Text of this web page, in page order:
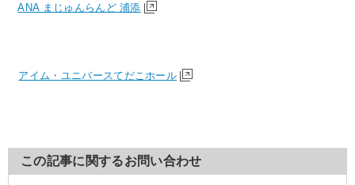
ANA まじゅんらんど 浦添
アイム・ユニバースてだこホール
この記事に関するお問い合わせ